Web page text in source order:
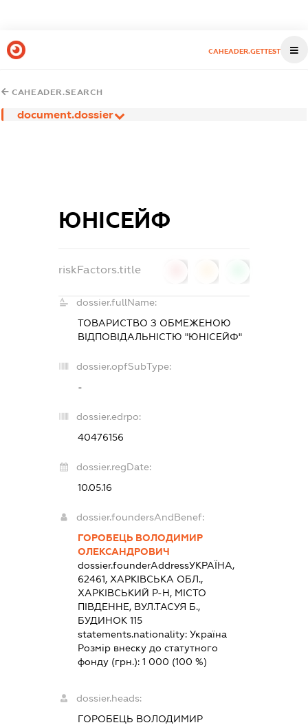
CAHEADER.GETTEST
CAHEADER.SEARCH
document.dossier
ЮНІСЕЙФ
riskFactors.title
dossier.fullName:
ТОВАРИСТВО З ОБМЕЖЕНОЮ
ВІДПОВІДАЛЬНІСТЮ "ЮНІСЕЙФ"
dossier.opfSubType:
-
dossier.edrpo:
40476156
dossier.regDate:
10.05.16
dossier.foundersAndBenef:
ГОРОБЕЦЬ ВОЛОДИМИР
ОЛЕКСАНДРОВИЧ
dossier.founderAddressУКРАЇНА,
62461, ХАРКІВСЬКА ОБЛ.,
ХАРКІВСЬКИЙ Р-Н, МІСТО
ПІВДЕННЕ, ВУЛ.ТАСУЯ Б.,
БУДИНОК 115
statements.nationality: Україна
Розмір внеску до статутного
фонду (грн.): 1 000 (100 %)
dossier.heads:
ГОРОБЕЦЬ ВОЛОДИМИР